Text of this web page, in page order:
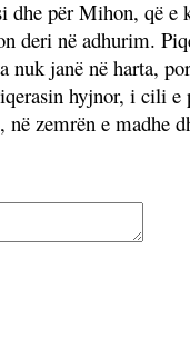
dhe për Mihon, që
deri në adhurim.
janë në harta,
hyjnor, i cili e
zemrën e madhe